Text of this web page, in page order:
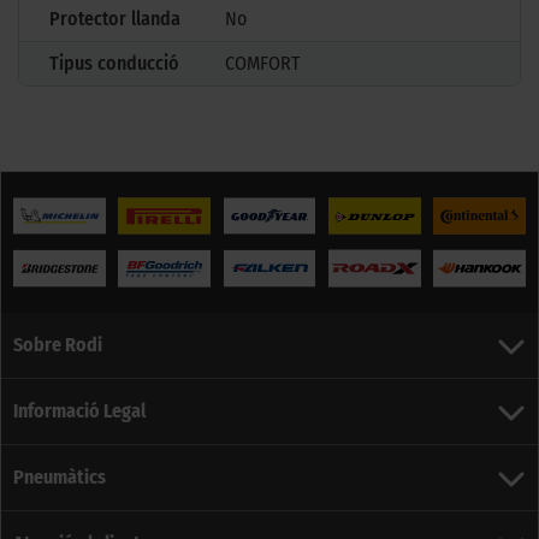
Protector llanda
No
Tipus conducció
COMFORT
Sobre Rodi
Informació Legal
Pneumàtics